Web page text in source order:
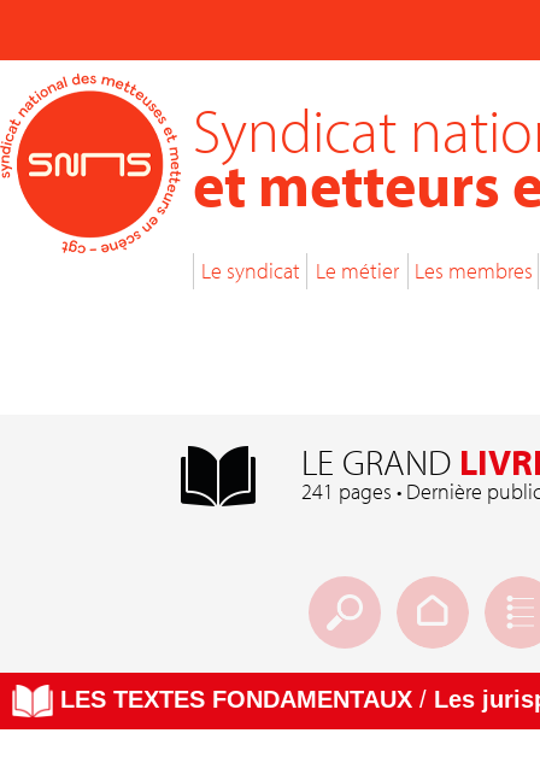
Syndicat
et metteurs
Le syndicat Le métier Les membres
LE GRAND
241 pages • Dernière
LES TEXTES FONDAMENTAUX / Les